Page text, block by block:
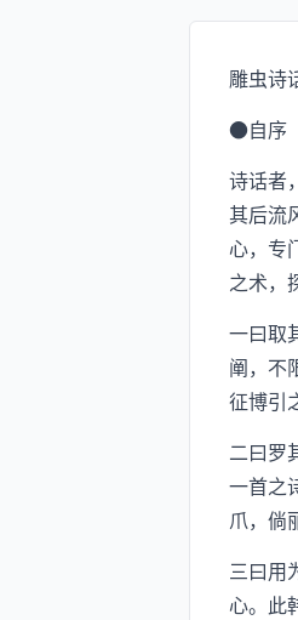
雕虫诗
●自序
诗话者
其后流
心，专
之术，
一曰取
阐，不
征博引
二曰罗
一首之
爪，倘
三曰用
心。此